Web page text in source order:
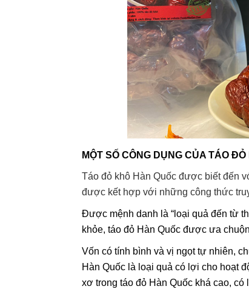
MỘT SỐ CÔNG DỤNG CỦA TÁO
Táo đỏ khô Hàn Quốc được biết đến
được kết hợp với những công thức
Được mệnh danh là “loại quả đến từ
khỏe, táo đỏ Hàn Quốc được ưa
Vốn có tính bình và vị ngọt tự nhiên,
Hàn Quốc là loại quả có lợi cho hoạt
xơ trong táo đỏ Hàn Quốc khá cao, có